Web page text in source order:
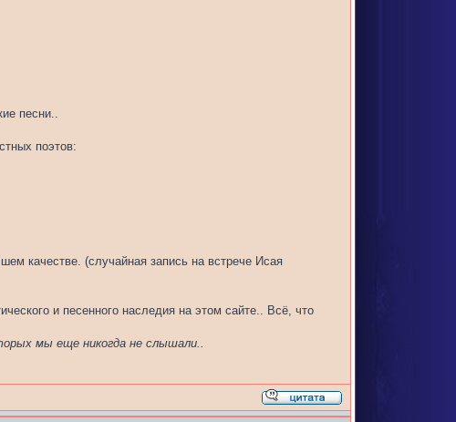
песни..
поэтов:
качестве. (случайная запись на встрече Исая
и песенного наследия на этом сайте.. Всё, что
мы еще никогда не слышали..